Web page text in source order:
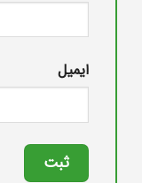
ایمیل